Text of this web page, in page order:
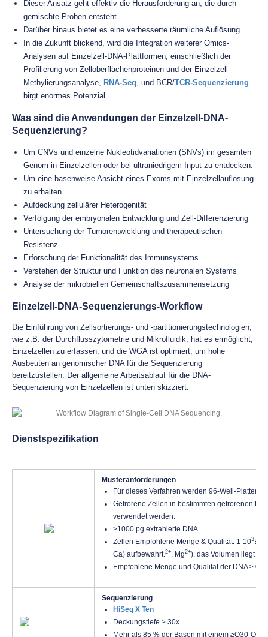
Dieser Ansatz geht effektiv die Herausforderung an, die durch
gemischte Proben entsteht.
Darüber hinaus bietet es eine verbesserte räumliche Auflösung.
In die Zukunft blickend, wird die Integration weiterer Omics-
Analysen auf Einzelzell-DNA-Plattformen, einschließlich der
Profilierung von Zelloberflächenproteinen und der Einzelzell-
Methylierungsanalyse, RNA-Seq, und BCR/TCR-Sequenzierung
birgt enormes Potenzial.
Was sind die Anwendungen der Einzelzell-DNA-
Sequenzierung?
Um CNVs und einzelne Nukleotidvariationen (SNVs) im gesamten
Genom in Einzelzellen oder bei ultraniedrigem Input zu entdecken.
Um eine basenweise Ansicht eines Exoms mit Einzelzellauflösung
zu erhalten
Aufdeckung zellulärer Heterogenität
Verfolgung der embryonalen Entwicklung und Zell-Differenzierung
Untersuchung der Tumorentwicklung und therapeutischen
Resistenz
Erforschung der Funktionalität des Immunsystems
Verstehen der Struktur und Funktion des neuronalen Systems
Analyse der mikrobiellen Gemeinschaftszusammensetzung
Einzelzell-DNA-Sequenzierungs-Workflow
Die Einführung von Zellsortierungs- und -partitionierungstechnologien,
wie z.B. der Durchflusszytometrie und Mikrofluidik, hat es ermöglicht,
Einzelzellen zu erfassen, und die WGA ist optimiert, um hohe
Ausbeuten an genomischer DNA für die Sequenzierung
bereitzustellen. Der allgemeine Arbeitsablauf für die DNA-
Sequenzierung von Einzelzellen ist unten skizziert.
Dienstspezifikation
Musteranforderungen
Für dieses Verfahren werden 96-Well-Platten
Gefrorene Zellen in bestimmten gefrorenen
verwendet werden.
>1000 pg extrahierte DNA.
Zellen Empfohlene Menge & Qualität: 1-103
Ca) aufbewahrt.2+, Mg2+), das Volumen liegt
Empfohlene Menge und Qualität der DNA ≥ 0,5
Sequenzierung
HiSeq X Ten
Deckungstiefe ≥ 30x
Mehr als 85 % der Basen mit einem ≥Q30-